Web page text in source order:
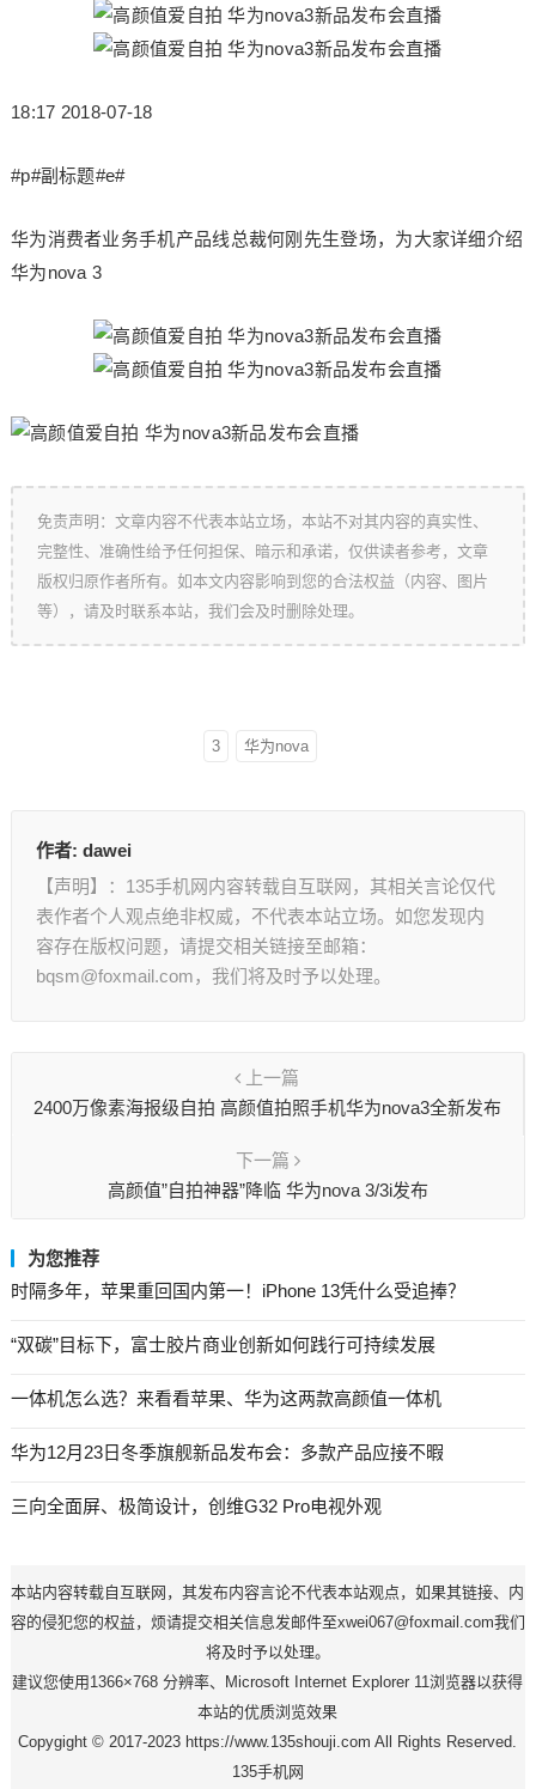
18:17 2018-07-18
#p#副标题#e#
华为消费者业务手机产品线总裁何刚先生登场，为大家详细介绍
华为nova 3
免责声明：文章内容不代表本站立场，本站不对其内容的真实性、
完整性、准确性给予任何担保、暗示和承诺，仅供读者参考，文章
版权归原作者所有。如本文内容影响到您的合法权益（内容、图片
等），请及时联系本站，我们会及时删除处理。
3 华为nova
作者: dawei
【声明】：135手机网内容转载自互联网，其相关言论仅代
表作者个人观点绝非权威，不代表本站立场。如您发现内
容存在版权问题，请提交相关链接至邮箱：
bqsm@foxmail.com，我们将及时予以处理。
上一篇
2400万像素海报级自拍 高颜值拍照手机华为nova3全新发布
下一篇
高颜值”自拍神器”降临 华为nova 3/3i发布
为您推荐
时隔多年，苹果重回国内第一！iPhone 13凭什么受追捧？
“双碳”目标下，富士胶片商业创新如何践行可持续发展
一体机怎么选？来看看苹果、华为这两款高颜值一体机
华为12月23日冬季旗舰新品发布会：多款产品应接不暇
三向全面屏、极简设计，创维G32 Pro电视外观
本站内容转载自互联网，其发布内容言论不代表本站观点，如果其链接、内
容的侵犯您的权益，烦请提交相关信息发邮件至xwei067@foxmail.com我们
将及时予以处理。
建议您使用1366×768 分辨率、Microsoft Internet Explorer 11浏览器以获得
本站的优质浏览效果
Copygight © 2017-2023 https://www.135shouji.com All Rights Reserved.
135手机网